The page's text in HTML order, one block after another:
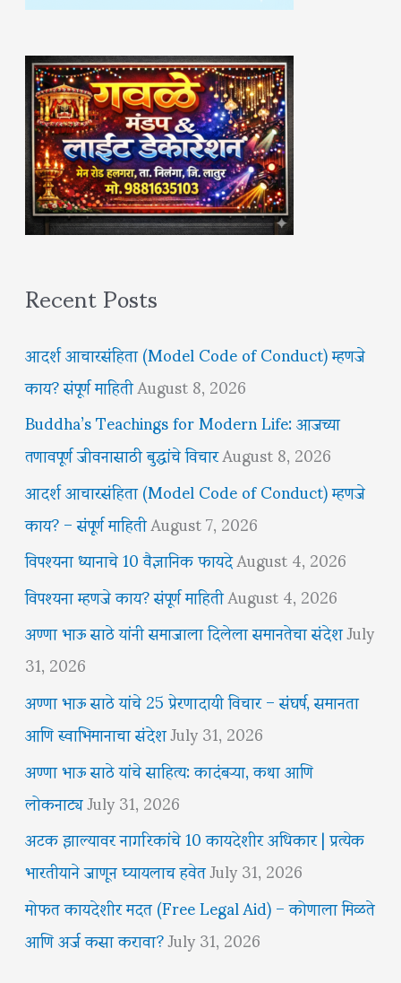
Recent Posts
आदर्श आचारसंहिता (Model Code of Conduct) म्हणजे
काय? संपूर्ण माहितीAugust 8, 2026
Buddha’s Teachings for Modern Life: आजच्या
तणावपूर्ण जीवनासाठी बुद्धांचे विचारAugust 8, 2026
आदर्श आचारसंहिता (Model Code of Conduct) म्हणजे
काय? – संपूर्ण माहितीAugust 7, 2026
विपश्यना ध्यानाचे 10 वैज्ञानिक फायदेAugust 4, 2026
विपश्यना म्हणजे काय? संपूर्ण माहितीAugust 4, 2026
अण्णा भाऊ साठे यांनी समाजाला दिलेला समानतेचा संदेशJuly
31, 2026
अण्णा भाऊ साठे यांचे 25 प्रेरणादायी विचार – संघर्ष, समानता
आणि स्वाभिमानाचा संदेशJuly 31, 2026
अण्णा भाऊ साठे यांचे साहित्य: कादंबऱ्या, कथा आणि
लोकनाट्यJuly 31, 2026
अटक झाल्यावर नागरिकांचे 10 कायदेशीर अधिकार | प्रत्येक
भारतीयाने जाणून घ्यायलाच हवेतJuly 31, 2026
मोफत कायदेशीर मदत (Free Legal Aid) – कोणाला मिळते
आणि अर्ज कसा करावा?July 31, 2026